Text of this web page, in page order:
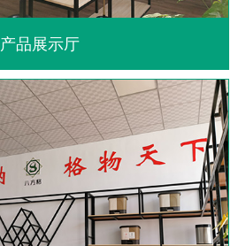
产品展示厅